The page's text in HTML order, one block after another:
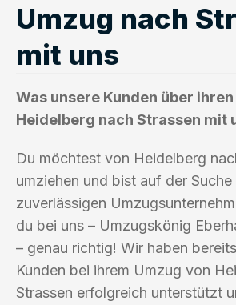
Umzug nach
mit uns
Was unsere Kunden über
Heidelberg nach Strassen mit
Du möchtest von Heidelberg
umziehen und bist auf der Suche
zuverlässigen
du bei uns – Umzugskönig
– genau richtig! Wir haben
Kunden bei ihrem Umzug von
Strassen erfolgreich unterstützt